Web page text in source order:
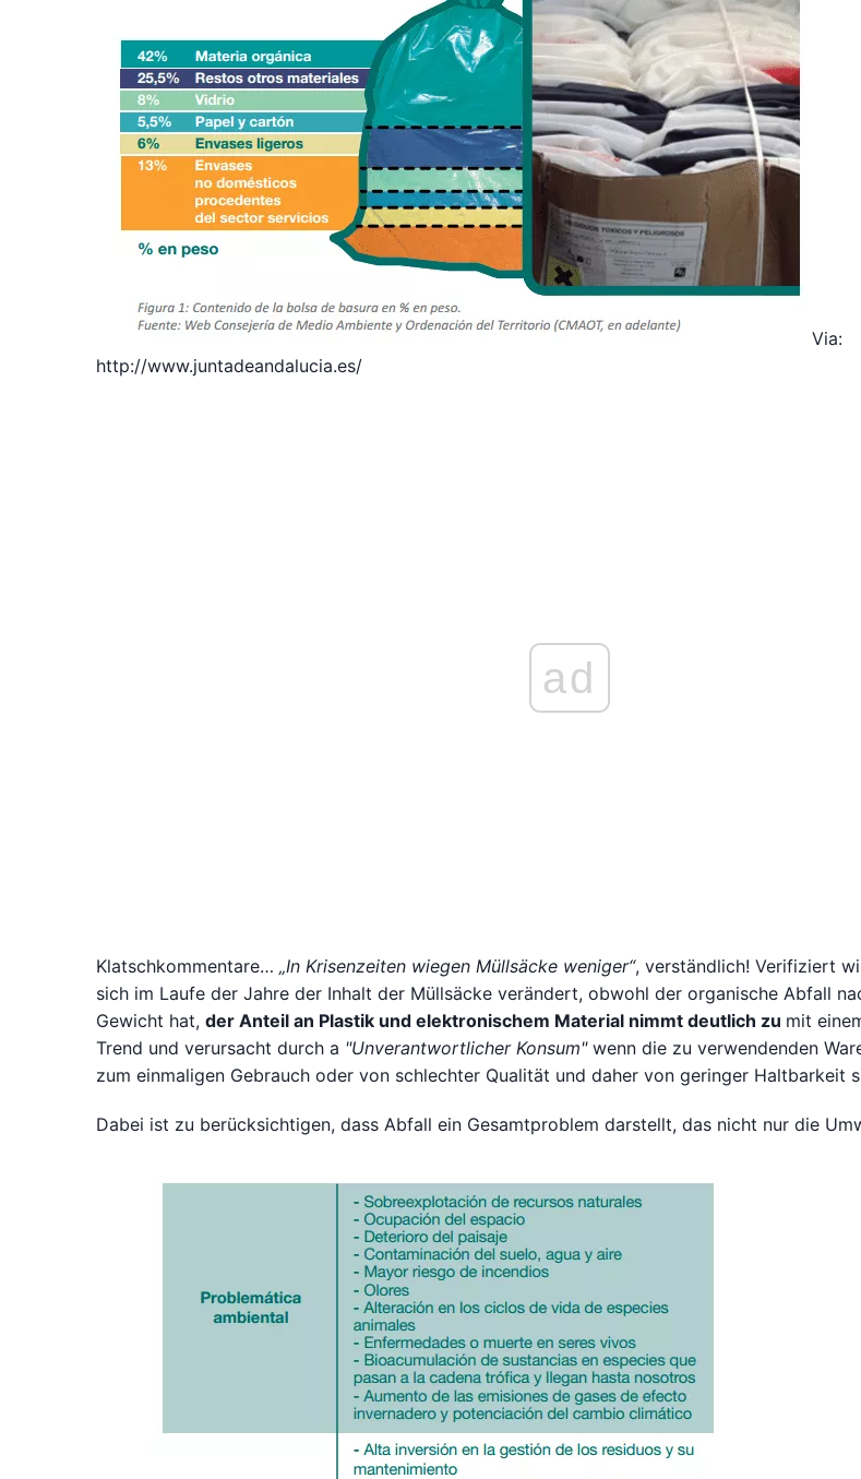
Via:
http://www.juntadeandalucia.es/
ad
Klatschkommentare… „In Krisenzeiten wiegen Müllsäcke weniger“, verständlich! Verifiziert
sich im Laufe der Jahre der Inhalt der Müllsäcke verändert, obwohl der organische Abfall
Gewicht hat, der Anteil an Plastik und elektronischem Material nimmt deutlich zu mit
Trend und verursacht durch a "Unverantwortlicher Konsum"wenn die zu verwendenden
zum einmaligen Gebrauch oder von schlechter Qualität und daher von geringer Haltbarkeit
Dabei ist zu berücksichtigen, dass Abfall ein Gesamtproblem darstellt, das nicht nur die